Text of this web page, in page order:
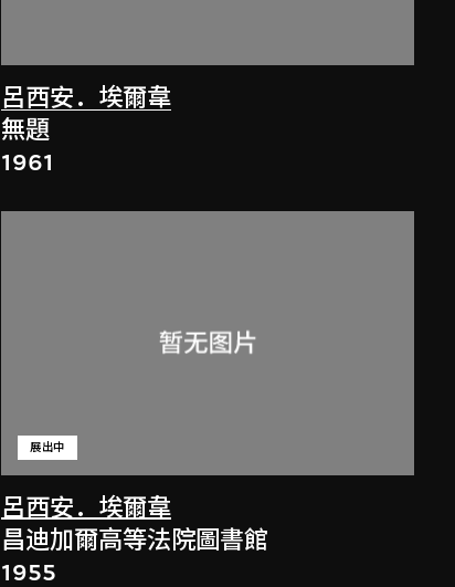
呂西安．埃爾韋
無題
1961
呂西安．埃爾韋
展出中
昌迪加爾高等法院圖書館
1955